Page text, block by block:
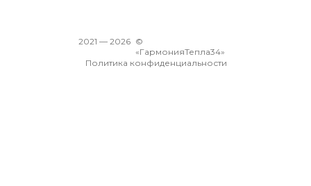
Политика конфиденциальности
©
«ГармонияТепла34»
2026
2021 —